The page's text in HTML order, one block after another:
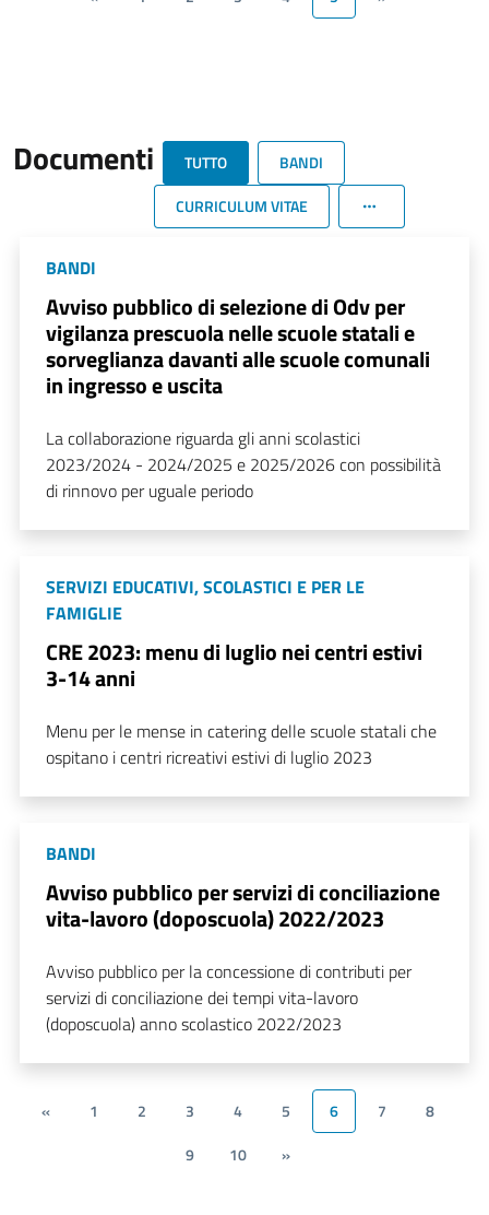
Documenti TUTTO
BANDI
CURRICULUM VITAE
BANDI
Avviso pubblico di selezione di Odv per
vigilanza prescuola nelle scuole statali e
sorveglianza davanti alle scuole comunali
in ingresso e uscita
La collaborazione riguarda gli anni scolastici
2023/2024 - 2024/2025 e 2025/2026 con possibilità
di rinnovo per uguale periodo
SERVIZI EDUCATIVI, SCOLASTICI E PER LE
FAMIGLIE
CRE 2023: menu di luglio nei centri estivi
3-14 anni
Menu per le mense in catering delle scuole statali che
ospitano i centri ricreativi estivi di luglio 2023
BANDI
Avviso pubblico per servizi di conciliazione
vita-lavoro (doposcuola) 2022/2023
Avviso pubblico per la concessione di contributi per
servizi di conciliazione dei tempi vita-lavoro
(doposcuola) anno scolastico 2022/2023
« 1 2 3 4 5 6 7
8
9
10 »